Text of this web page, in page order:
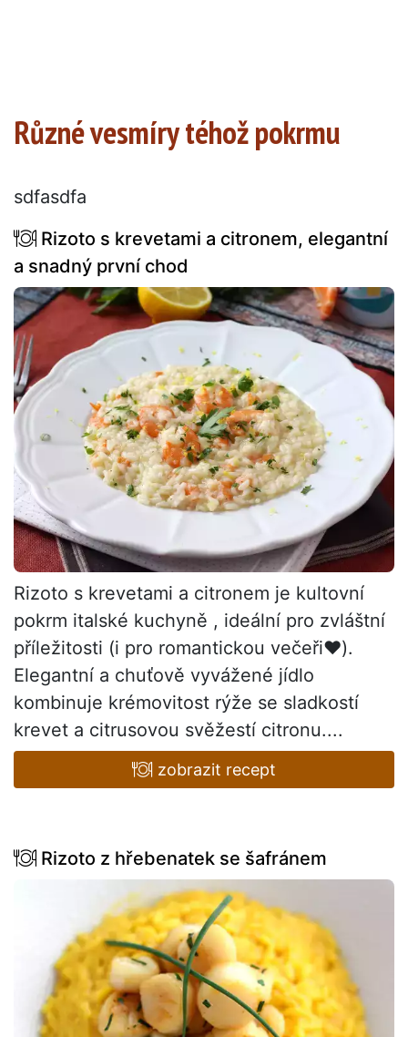
Různé vesmíry téhož pokrmu
sdfasdfa
Rizoto s krevetami a citronem, elegantní
a snadný první chod
Rizoto s krevetami a citronem je kultovní
pokrm italské kuchyně , ideální pro zvláštní
příležitosti (i pro romantickou večeři❤️).
Elegantní a chuťově vyvážené jídlo
kombinuje krémovitost rýže se sladkostí
krevet a citrusovou svěžestí citronu....
zobrazit recept
Rizoto z hřebenatek se šafránem